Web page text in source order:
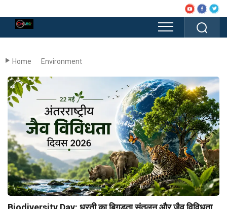
Home Environment